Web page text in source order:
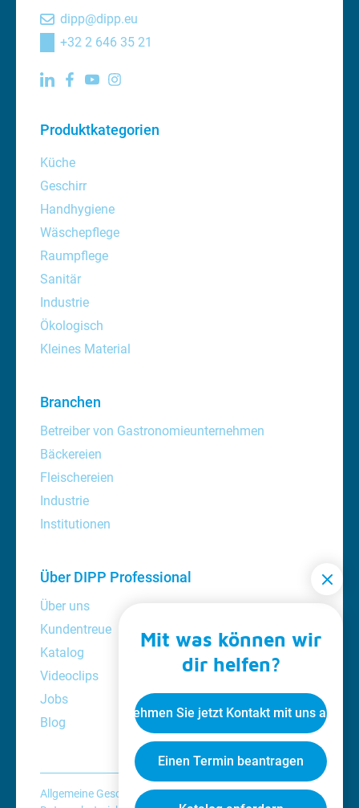
dipp@dipp.eu
+32 2 646 35 21
Produktkategorien
Küche
Geschirr
Handhygiene
Wäschepflege
Raumpflege
Sanitär
Industrie
Ökologisch
Kleines Material
Branchen
Betreiber von Gastronomieunternehmen
Bäckereien
Fleischereien
Industrie
Institutionen
Über DIPP Professional
Über uns
Kundentreue
Katalog
Videoclips
Jobs
Blog
Allgemeine Geschäftsbedingungen
Mit was können wir
dir helfen?
Nehmen Sie jetzt Kontakt mit uns auf
Einen Termin beantragen